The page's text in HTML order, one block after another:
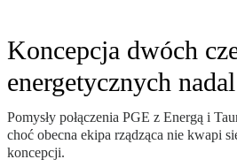
Koncepcja dwóch
energetycznych
Pomysły połączenia PGE z Energą i
choć obecna ekipa rządząca nie kwapi
koncepcji.